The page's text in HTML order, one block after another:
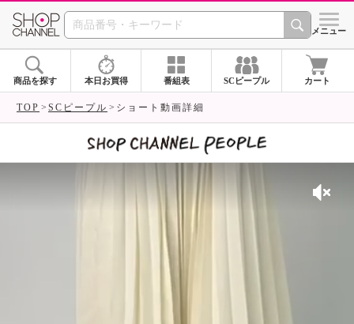
SHOP CHANNEL シメニュー
商品を探す 本日お買得 番組表 SCピープル カート
TOP SCピープル ショート動画詳細